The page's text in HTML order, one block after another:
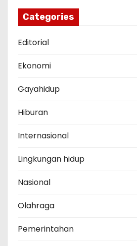
Categories
Editorial
Ekonomi
Gayahidup
Hiburan
Internasional
Lingkungan hidup
Nasional
Olahraga
Pemerintahan